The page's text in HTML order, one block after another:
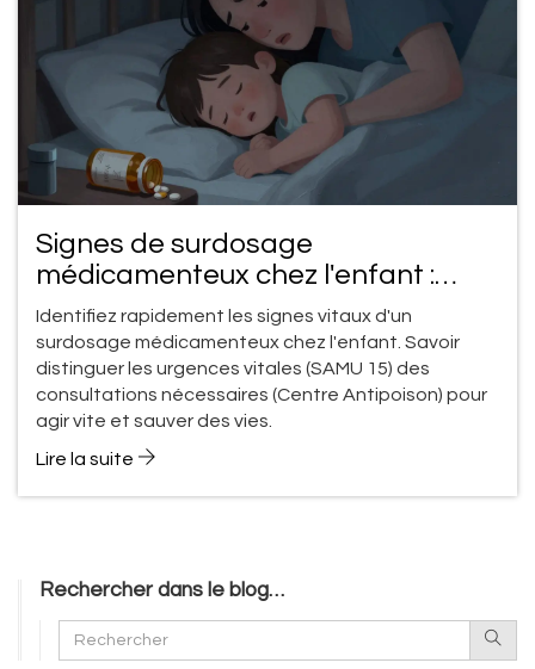
Signes de surdosage
médicamenteux chez l'enfant :
quand appeler les secours ?
Identifiez rapidement les signes vitaux d'un
surdosage médicamenteux chez l'enfant. Savoir
distinguer les urgences vitales (SAMU 15) des
consultations nécessaires (Centre Antipoison) pour
agir vite et sauver des vies.
Lire la suite
Rechercher dans le blog…